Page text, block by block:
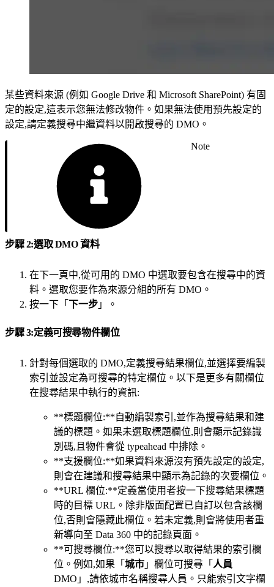
某些資料來源 (例如 Google Drive 和 Microsoft SharePoint) 有固
定的設定,這表示您無法修改物件。如果無法使用預先設定的
設定,請定義搜尋中繼資料以開啟搜尋的 DMO。
Note
步驟 2:選取 DMO 資料
在下一頁中,從可用的 DMO 中選取要包含在搜尋中的資
料。選取您要作為來源分組的所有 DMO。
按一下「 下一步 」。
步驟 3:定義可搜尋物件欄位
針對每個選取的 DMO,定義搜尋結果欄位,並選擇要編製
索引並設定為可搜尋的特定欄位。以下是更多有關欄位
在搜尋結果中執行的資訊:
**標題欄位:**自動編製索引,並作為搜尋結果和建
議的標題。如果未選取標題欄位,則會顯示記錄識
別碼,且物件會從 typeahead 中排除。
**支援欄位:**如果資料來源沒有預先設定的設定,
則會在建議和搜尋結果中顯示為記錄的次要欄位。
**URL 欄位:**定義當使用者按一下搜尋結果標題
時的目標 URL。除非版面配置已自訂以包含該欄
位,否則會隱藏此欄位。若未定義,則會將使用者重
新導向至 Data 360 中的記錄頁面。
**可搜尋欄位:**您可以搜尋以取得結果的索引欄
位。例如,如果「 城市 」欄位可搜尋「 人員
DMO」,請依城市名稱搜尋人員。只能索引文字欄